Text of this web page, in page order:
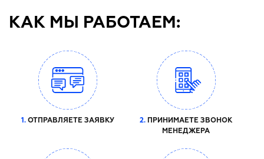
КАК МЫ РАБОТАЕМ:
1. ОТПРАВЛЯЕТЕ ЗАЯВКУ 2. ПРИНИМАЕТЕ ЗВОНОК
МЕНЕДЖЕРА